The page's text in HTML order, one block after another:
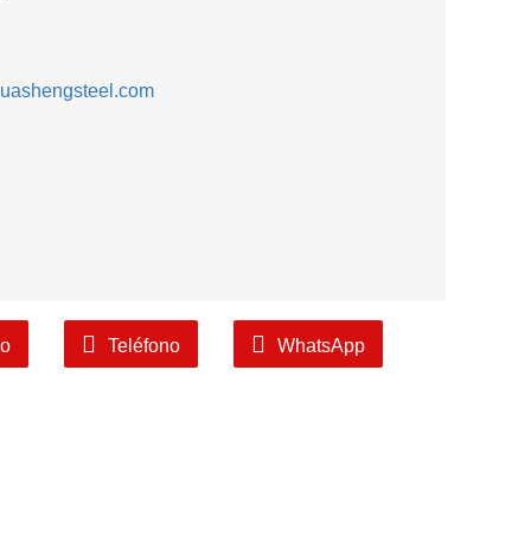
Teléfono WhatsApp